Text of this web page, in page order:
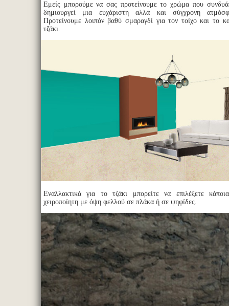
Εμείς μπορούμε να σας προτείνουμε το χρώμα που
δημιουργεί μια ευχάριστη αλλά και σύγχρονη
Προτείνουμε λοιπόν βαθύ σμαραγδί για τον τοίχο και το
τζάκι.
Εναλλακτικά για το τζάκι μπορείτε να επιλέξετε
χειροποίητη με όψη φελλού σε πλάκα ή σε ψηφίδες.